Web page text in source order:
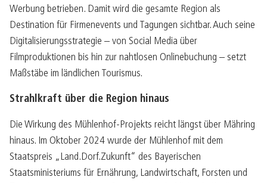
Werbung betrieben. Damit wird die gesamte Region als
Destination für Firmenevents und Tagungen sichtbar. Auch seine
Digitalisierungsstrategie – von Social Media über
Filmproduktionen bis hin zur nahtlosen Onlinebuchung – setzt
Maßstäbe im ländlichen Tourismus.
Strahlkraft über die Region hinaus
Die Wirkung des Mühlenhof-Projekts reicht längst über Mähring
hinaus. Im Oktober 2024 wurde der Mühlenhof mit dem
Staatspreis „Land.Dorf.Zukunft“ des Bayerischen
Staatsministeriums für Ernährung, Landwirtschaft, Forsten und